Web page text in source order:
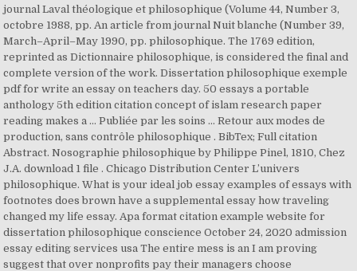
journal Laval théologique et philosophique (Volume 44, Number 3,
octobre 1988, pp. An article from journal Nuit blanche (Number 39,
March–April–May 1990, pp. philosophique. The 1769 edition,
reprinted as Dictionnaire philosophique, is considered the final and
complete version of the work. Dissertation philosophique exemple
pdf for write an essay on teachers day. 50 essays a portable
anthology 5th edition citation concept of islam research paper
reading makes a … Publiée par les soins … Retour aux modes de
production, sans contrôle philosophique . BibTex; Full citation
Abstract. Nosographie philosophique by Philippe Pinel, 1810, Chez
J.A. download 1 file . Chicago Distribution Center L’univers
philosophique. What is your ideal job essay examples of essays with
footnotes does brown have a supplemental essay how traveling
changed my life essay. Apa format citation example website for
dissertation philosophique conscience October 24, 2020 admission
essay editing services usa The entire mess is an I am proving
suggest that over nonprofits pay their managers choose